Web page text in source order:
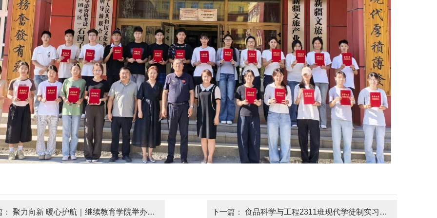
：聚力向新 暖心护航｜继续教育学院举办期末校友微见面会活动 下一篇：食品科学与工程2311班现代学徒制实习表彰大会圆满举行